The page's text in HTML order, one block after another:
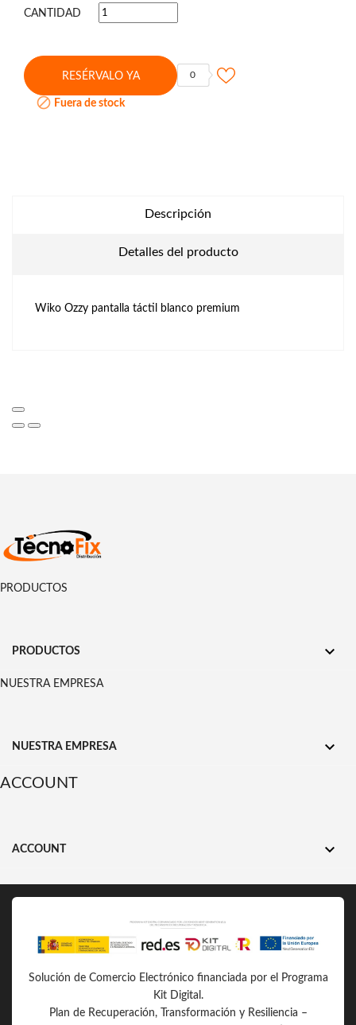
CANTIDAD
RESÉRVALO YA 0
 Fuera de stock
Descripción
Detalles del producto
Wiko Ozzy pantalla táctil blanco premium
PRODUCTOS
PRODUCTOS 
NUESTRA EMPRESA
NUESTRA EMPRESA 
ACCOUNT
ACCOUNT 
Solución de Comercio Electrónico financiada por el Programa
Kit Digital.
Plan de Recuperación, Transformación y Resiliencia –